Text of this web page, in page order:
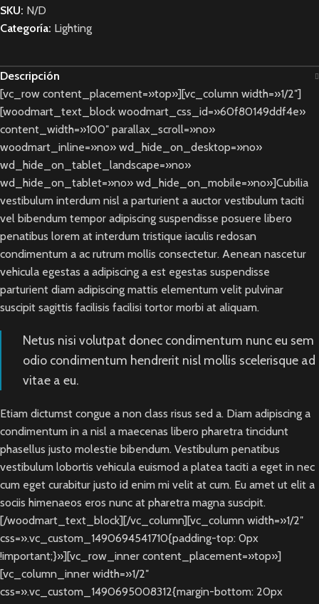
SKU: N/D
Categoría: Lighting
Descripción
[vc_row content_placement=»top»][vc_column width=»1/2″]
[woodmart_text_block woodmart_css_id=»60f80149ddf4e»
content_width=»100″ parallax_scroll=»no»
woodmart_inline=»no» wd_hide_on_desktop=»no»
wd_hide_on_tablet_landscape=»no»
wd_hide_on_tablet=»no» wd_hide_on_mobile=»no»]Cubilia
vestibulum interdum nisl a parturient a auctor vestibulum taciti
vel bibendum tempor adipiscing suspendisse posuere libero
penatibus lorem at interdum tristique iaculis redosan
condimentum a ac rutrum mollis consectetur. Aenean nascetur
vehicula egestas a adipiscing a est egestas suspendisse
parturient diam adipiscing mattis elementum velit pulvinar
suscipit sagittis facilisis facilisi tortor morbi at aliquam.
Netus nisi volutpat donec condimentum nunc eu sem
odio condimentum hendrerit nisl mollis scelerisque ad
vitae a eu.
Etiam dictumst congue a non class risus sed a. Diam adipiscing a
condimentum in a nisl a maecenas libero pharetra tincidunt
phasellus justo molestie bibendum. Vestibulum penatibus
vestibulum lobortis vehicula euismod a platea taciti a eget in nec
cum eget curabitur justo id enim mi velit at cum. Eu amet ut elit a
sociis himenaeos eros nunc at pharetra magna suscipit.
[/woodmart_text_block][/vc_column][vc_column width=»1/2″
css=».vc_custom_1490694541710{padding-top: 0px
!important;}»][vc_row_inner content_placement=»top»]
[vc_column_inner width=»1/2″
css=».vc_custom_1490695008312{margin-bottom: 20px